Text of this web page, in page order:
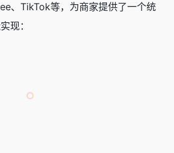
、TikTok等，为商家提供了一个统
现：